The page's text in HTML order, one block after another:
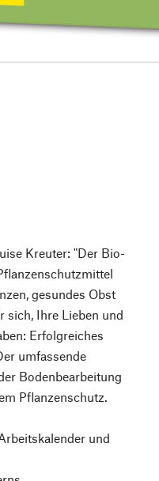
Kreuter: "Der Bio-
gesundes Obst
sich, Ihre Lieben und
Erfolgreiches
umfassende
Bodenbearbeitung
Pflanzenschutz.
und